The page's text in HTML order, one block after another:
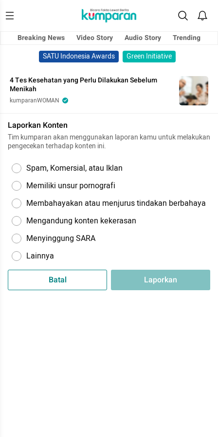
Breaking News Video Story Audio Story
Trending
SATU Indonesia Awards
Green Initiative
4 Tes Kesehatan yang Perlu Dilakukan Sebelum
Menikah
kumparanWOMAN
Laporkan Konten
Tim kumparan akan menggunakan laporan kamu untuk melakukan
pengecekan terhadap konten ini.
Spam, Komersial, atau Iklan
Memiliki unsur pornografi
Membahayakan atau menjurus tindakan berbahaya
Mengandung konten kekerasan
Menyinggung SARA
Lainnya
Batal Laporkan